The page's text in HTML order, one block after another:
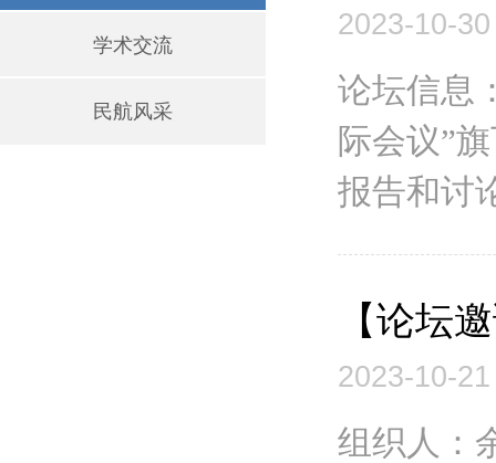
学术交流
民航风采
2023-10-30
论坛信息
际会议”
报告和讨
【论坛
2023-10-21
组织人：